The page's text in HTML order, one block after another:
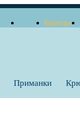
Бренды
Приманки